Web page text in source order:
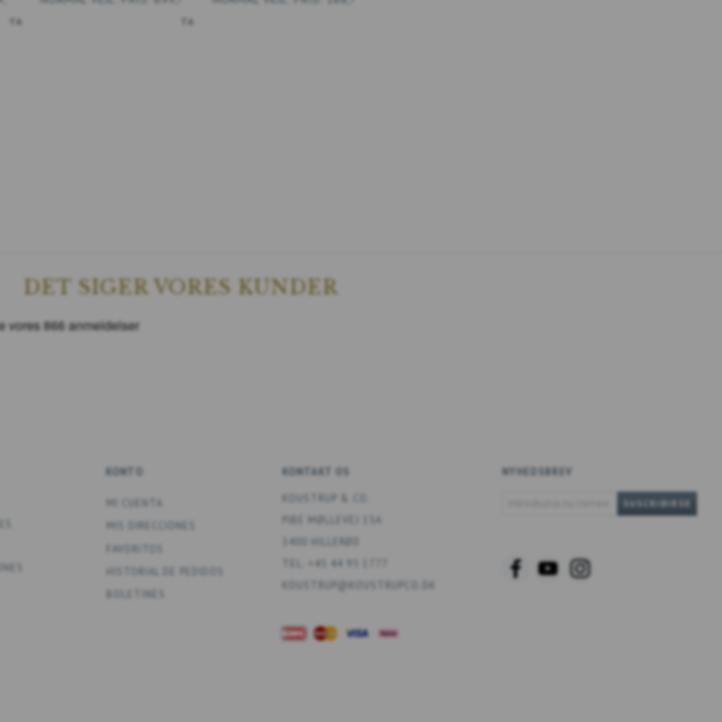
AÑADIR A LA CESTA
DET SIGER VORES KUNDER
KONTO
MI CUENTA
MIS DIRECCIONES
HISTORIAL DE PEDIDOS
KONTAKT OS
PIBE MØLLEVEJ 13A
3400 HILLERØD
TEL. +45 44 95 1777
NYHEDSBREV
SUSCRIBIRSE